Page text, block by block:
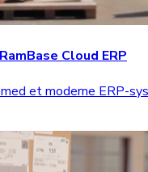
Cloud ERP
et moderne ERP-